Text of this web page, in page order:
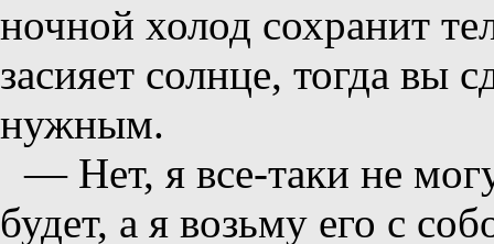
ночной холод сохранит
засияет солнце, тогда вы
нужным.
— Нет, я все-таки не
будет, а я возьму его с